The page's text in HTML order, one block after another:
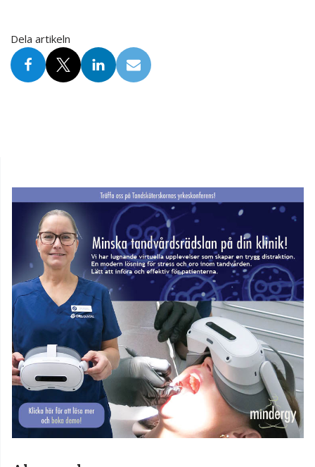
Dela artikeln